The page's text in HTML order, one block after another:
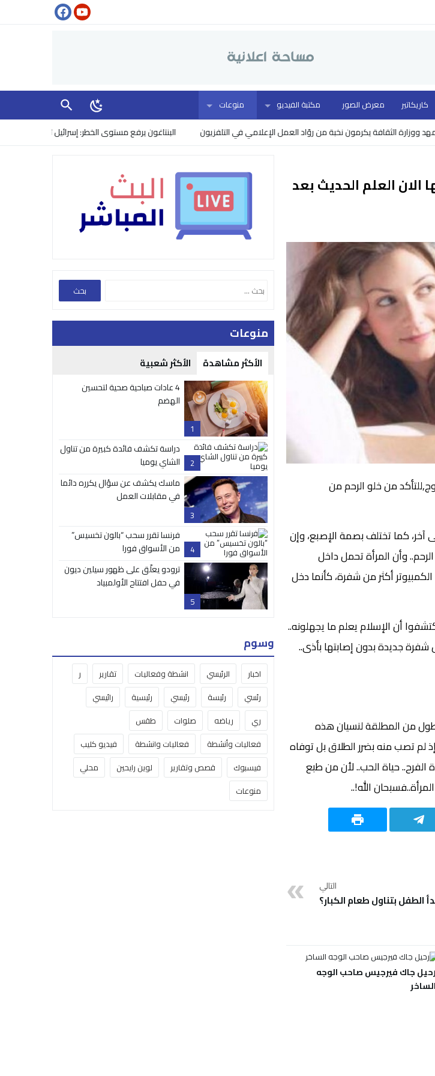
كاريكاتير معرض الصور مكتبة الفيديو منوعات
الثقافة يكرمون نخبة من روّاد العمل الإعلامي في التلفزيون البنتاغون يرفع مستوى الخطر: إسرائيل تتجسس على نقاشات
العلم الحديث بعد
من خلو الرحم من
كما تختلف بصمة الإصبع، وإن
وأن المرأة تحمل داخل
أكثر من شفرة، كأنما دخل
أن الإسلام يعلم ما يجهلونه..
جديدة بدون إصابتها بأذى..
أطول من المطلقة لنسيان هذه
لم تصب منه بضرر الطلاق بل توفاه
الفرح.. حياة الحب.. لأن من طبع
الله!..
التالي
الطفل بتناول طعام الكبار؟
رحيل جاك فيرجيس صاحب الوجه
الساخر
منوعات
الأكثر مشاهدة الأكثر شعبية
1
4 عادات صباحية صحية لتحسين
الهضم
2
دراسة تكشف فائدة كبيرة من تناول
الشاي يوميا
3
ماسك يكشف عن سؤال يكرره دائما
في مقابلات العمل
4
فرنسا تقرر سحب “بالون تخسيس”
من الأسواق فورا
5
ترودو يعلّق على ظهور سيلين ديون
في حفل افتتاح الأولمبياد
وسوم
اخبار الرئيسي انشطة وفعاليات تقارير
ر
رئسي
رئيسة رئيسي رئيسية
رائيسي
ري
رياضه صلوات
طقس
فعاليات وأنشطة
فعاليات وانشطة
فيديو كليب
فيسبوك
قصص وتقارير لوين رايحين
محلي
منوعات